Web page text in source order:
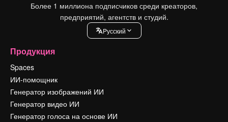
Более 1 миллиона подписчиков среди креаторов,
предприятий, агентств и студий.
Pусский
Продукция
Spaces
ИИ-помощник
Генератор изображений ИИ
Генератор видео ИИ
Генератор голоса на основе ИИ